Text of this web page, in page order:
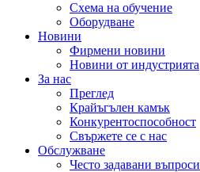
Схема на обучение
Оборудване
Новини
Фирмени новини
Новини от индустрията
За нас
Преглед
Крайъгълен камък
Конкурентоспособност
Свържете се с нас
Обслужване
Често задавани въпроси